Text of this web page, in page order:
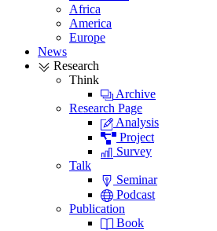
Africa
America
Europe
News
Research
Think
Archive
Research Page
Analysis
Project
Survey
Talk
Seminar
Podcast
Publication
Book